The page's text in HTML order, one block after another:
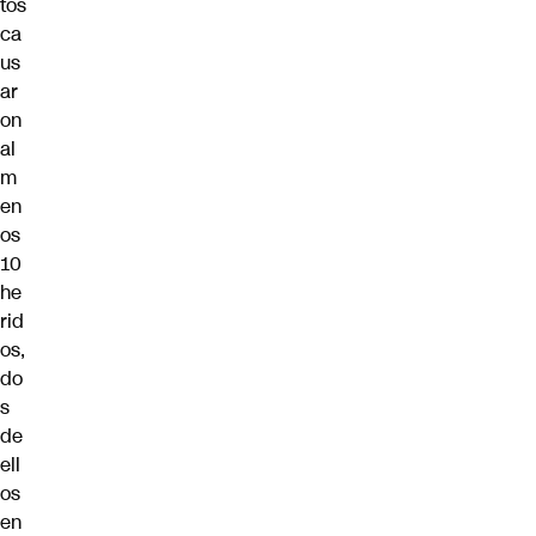
ca
us
ar
on
al
m
en
os
10
he
rid
os,
do
s
de
ell
os
en